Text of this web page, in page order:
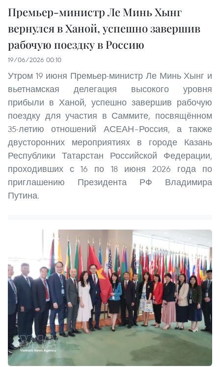
Премьер-министр Ле Минь Хынг
вернулся в Ханой, успешно завершив
рабочую поездку в Россию
19/06/2026 00:10
Утром 19 июня Премьер-министр Ле Минь Хынг и
вьетнамская делегация высокого уровня
прибыли в Ханой, успешно завершив рабочую
поездку для участия в Саммите, посвящённом
35-летию отношений АСЕАН–Россия, а также
двусторонних мероприятиях в городе Казань
Республики Татарстан Российской Федерации,
проходивших с 16 по 18 июня 2026 года по
приглашению Президента РФ Владимира
Путина.